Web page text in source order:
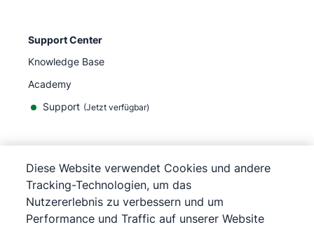
Support Center
Knowledge Base
Academy
Support (Jetzt verfügbar)
©2026Pipedrive
Pipedrive
Nutzungsbedingungen
Pipedrive
Datenschutzerklärung
Diese Website verwendet Cookies und andere
Tracking-Technologien, um das
Nutzererlebnis zu verbessern und um
Performance und Traffic auf unserer Website